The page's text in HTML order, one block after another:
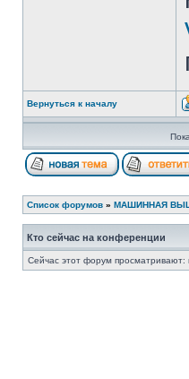
Вернуться к началу
Список форумов » МАШИННАЯ
Кто сейчас на конференции
Сейчас этот форум просматривают: